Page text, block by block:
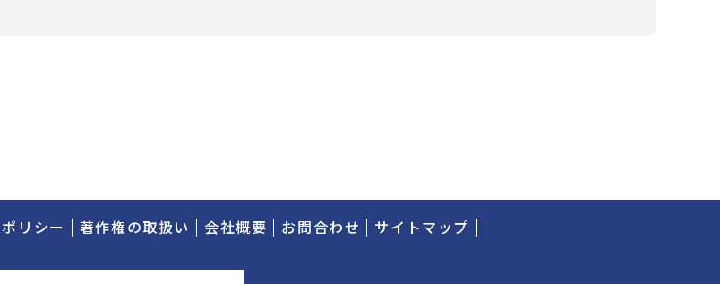
リシー 著作権の取扱い 会社概要 お問合わせ サイトマップ